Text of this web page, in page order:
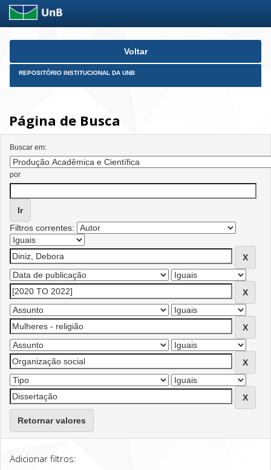
Skip
Voltar
REPOSITÓRIO INSTITUCIONAL DA UNB
Página de Busca
Buscar em:
por
Filtros correntes:
Retornar valores
Adicionar filtros: